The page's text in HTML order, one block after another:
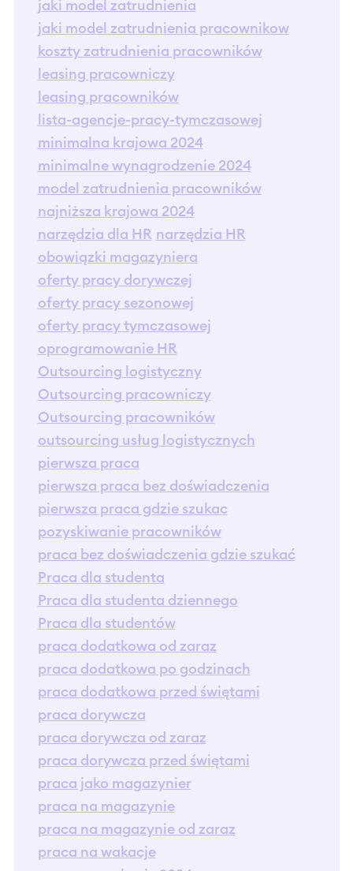
jaki model zatrudnienia
jaki model zatrudnienia pracownikow
koszty zatrudnienia pracowników
leasing pracowniczy
leasing pracowników
lista-agencje-pracy-tymczasowej
minimalna krajowa 2024
minimalne wynagrodzenie 2024
model zatrudnienia pracowników
najniższa krajowa 2024
narzędzia dla HR narzędzia HR
obowiązki magazyniera
oferty pracy dorywczej
oferty pracy sezonowej
oferty pracy tymczasowej
oprogramowanie HR
Outsourcing logistyczny
Outsourcing pracowniczy
Outsourcing pracowników
outsourcing usług logistycznych
pierwsza praca
pierwsza praca bez doświadczenia
pierwsza praca gdzie szukac
pozyskiwanie pracowników
praca bez doświadczenia gdzie szukać
Praca dla studenta
Praca dla studenta dziennego
Praca dla studentów
praca dodatkowa od zaraz
praca dodatkowa po godzinach
praca dodatkowa przed świętami
praca dorywcza
praca dorywcza od zaraz
praca dorywcza przed świętami
praca jako magazynier
praca na magazynie
praca na magazynie od zaraz
praca na wakacje